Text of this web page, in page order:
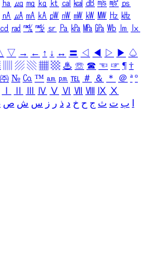
㏊ ㎍ ㎎ ㎏ ㏏ ㎈ ㎉ ㏈ ㎧ ㎨ ㎰
㎁ ㎂ ㎃ ㎄ ㎺ ㎻ ㎽ ㎾ ㎿ ㎐ ㎑
㏅ ㎭ ㎮ ㎯ ㏛ ㎩ ㎪ ㎫ ㎬ ㏝ ㏐
㏓
▽ → ← ↑ ↓ ↔ 〓 ◁ ◀ ▷ ▶ ♤
▨ ▧ ▦ ▩ ♨ ☏ ☎ ☜ ☞ ¶ †
㈜ № ㏇ ™ ㏂ ㏘ ℡ ＃ ＆ ＊ ＠ ª º
Ⅳ Ⅴ Ⅵ Ⅶ Ⅷ Ⅸ Ⅹ
ب ت ث ج ح خ د ذ ر ز س ش ص